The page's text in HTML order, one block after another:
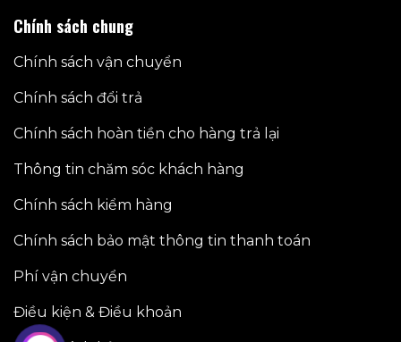
Chính sách chung
Chính sách vận chuyển
Chính sách đổi trả
Chính sách hoàn tiền cho hàng trả lại
Thông tin chăm sóc khách hàng
Chính sách kiểm hàng
Chính sách bảo mật thông tin thanh toán
Phí vận chuyển
Điều kiện & Điều khoản